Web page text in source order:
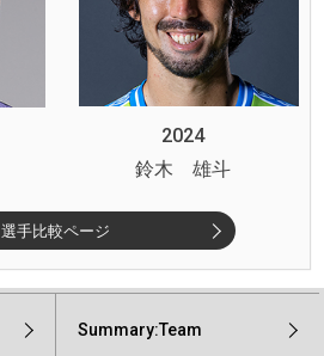
2024
鈴木 雄斗
選手比較ページ
Summary:Team